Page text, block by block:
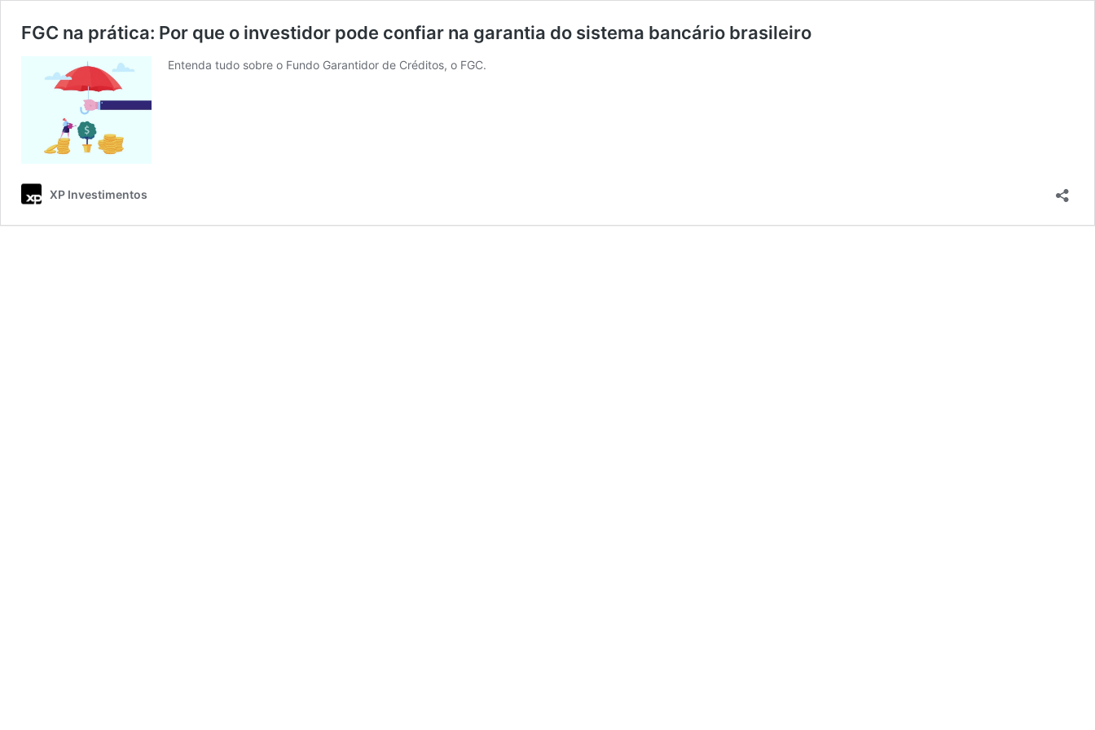
FGC na prática: Por que o investidor pode confiar na garantia do sistema bancário brasileiro
Entenda tudo sobre o Fundo Garantidor de Créditos, o FGC.
XP Investimentos